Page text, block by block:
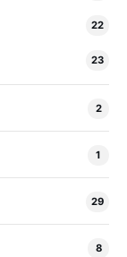
22
23
2
1
29
8